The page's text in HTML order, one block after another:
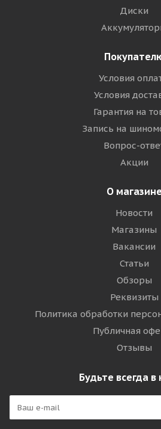
Диски
Условия
Условия
Гарантия на
Запись на
Вопрос-
Акции
О магазине
Новости
Магазины
Вакансии
Статьи
Обзоры
Реквизиты
Политика обработки
Публичная
Отзывы
Будьте всегда в